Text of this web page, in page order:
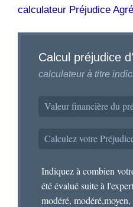
calculateur Préjudice
Calcul préjudice
calculateur à titre
Valeur financière du
Calculez votre
Indiquez à combien
été évalué suite à
modéré,